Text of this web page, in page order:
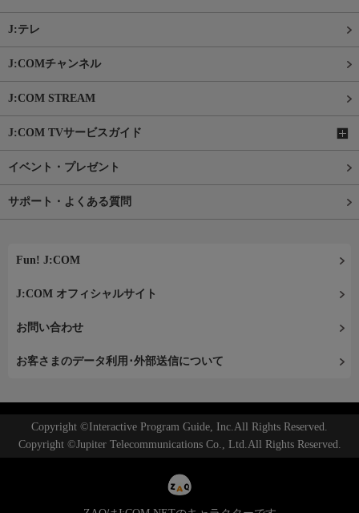
J:テレ
J:COMチャンネル
J:COM STREAM
J:COM TVサービスガイド
イベント・プレゼント
サポート・よくある質問
Fun! J:COM
J:COM オフィシャルサイト
お問い合わせ
お客さまのデータ利用･外部送信について
Copyright ©Interactive Program Guide, Inc.All Rights Reserved.
Copyright ©Jupiter Telecommunications Co., Ltd.All Rights Reserved.